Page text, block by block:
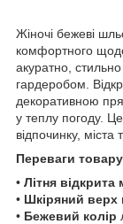
Жіночі бежеві
комфортного
акуратно,
гардеробом.
декоративною
у теплу погоду.
відпочинку,
Переваги
• Літня відкрита
• Шкіряний верх
• Бежевий колір